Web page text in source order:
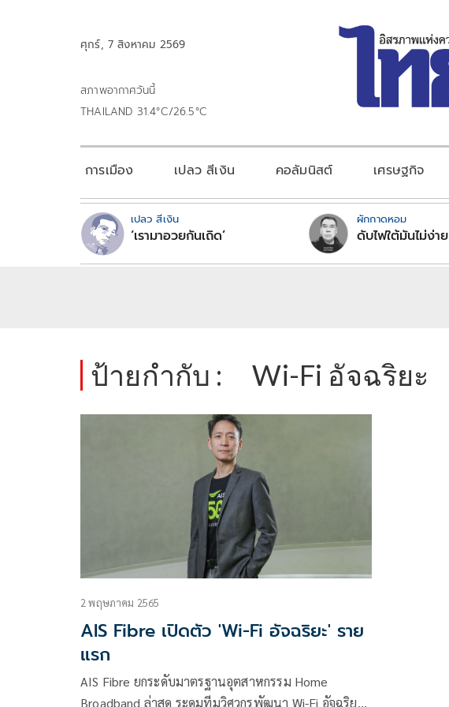
ศุกร์, 7 สิงหาคม 2569
สภาพอากาศวันนี้
THAILAND 31.4°C/26.5°C
การเมือง เปลว สีเงิน คอลัมนิสต์ เศรษฐกิจ
เปลว สีเงิน
‘เรามาอวยกันเถิด’
ผักกาดหอม
ดับไฟใต้มันไม่ง่าย
ป้ายกำกับ : Wi-Fi อัจฉริยะ
2 พฤษภาคม 2565
AIS Fibre เปิดตัว 'Wi-Fi อัจฉริยะ' ราย
แรก
AIS Fibre ยกระดับมาตรฐานอุตสาหกรรม Home
Broadband ล่าสุด ระดมทีมวิศวกรพัฒนา Wi-Fi อัจฉริยะ